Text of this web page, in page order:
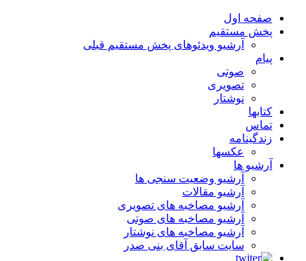
صفحه اول
پخش مستقیم
آرشیو ویدئوهای پخش مستقیم قبلی
پیام
صوتی
تصویری
نوشتار
کتابها
تماس
زندگینامه
عکسها
آرشیو ها
آرشیو وضعیت سنجی ها
آرشیو مقالات
آرشیو مصاخبه های تصویری
آرشیو مصاخبه های صوتی
آرشیو مصاخبه های نوشتار
سایت سابق آقای بنی صدر